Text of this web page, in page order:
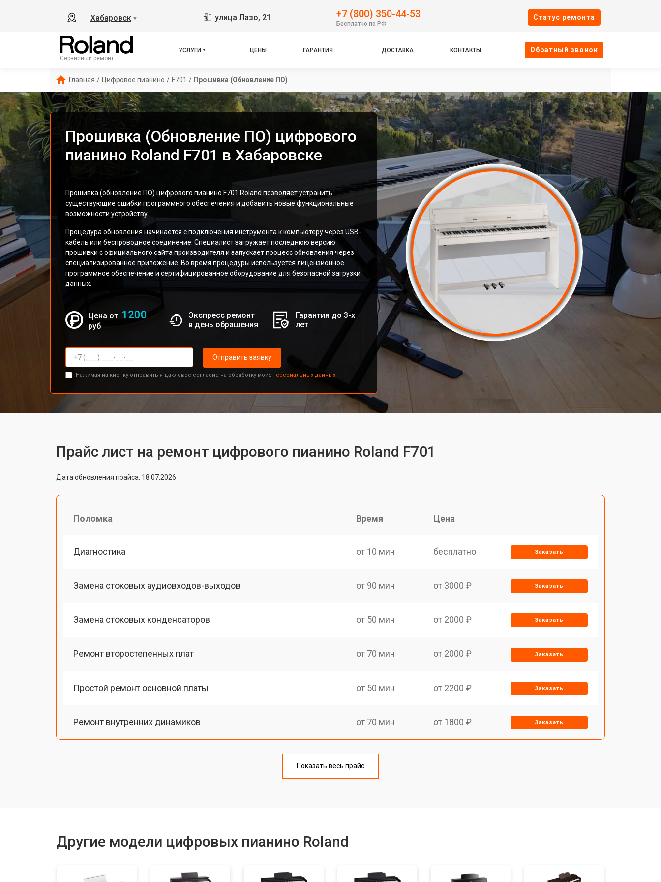
Хабаровск ▼ улица Лазо, 21 +7 (800) 350-44-53
Бесплатно по РФ
Cтатус ремонта
Сервисный ремонт
УСЛУГИ ЦЕНЫ ГАРАНТИЯ ДОСТАВКА КОНТАКТЫ Oбратный звонок
Главная / Цифровое пианино / F701 / Прошивка (Обновление ПО)
Прошивка (Обновление ПО) цифрового
пианино Roland F701 в Хабаровске
Прошивка (обновление ПО) цифрового пианино F701 Roland позволяет устранить
существующие ошибки программного обеспечения и добавить новые функциональные
возможности устройству.
Процедура обновления начинается с подключения инструмента к компьютеру через USB-
кабель или беспроводное соединение. Специалист загружает последнюю версию
прошивки с официального сайта производителя и запускает процесс обновления через
специализированное приложение. Во время процедуры используется лицензионное
программное обеспечение и сертифицированное оборудование для безопасной загрузки
данных.
Цена от 1200
руб
Экспресс ремонт
в день обращения
Гарантия до 3-х
лет
Отправить заявку
Нажимая на кнопку отправить я даю свое согласие на обработку моих персональных данных.
Прайс лист на ремонт цифрового пианино Roland F701
Дата обновления прайса: 18.07.2026
Поломка Время Цена
Диагностика от 10 мин бесплатно Заказать
Замена стоковых аудиовходов-выходов от 90 мин от 3000 ₽ Заказать
Замена стоковых конденсаторов от 50 мин от 2000 ₽ Заказать
Ремонт второстепенных плат от 70 мин от 2000 ₽ Заказать
Простой ремонт основной платы от 50 мин от 2200 ₽ Заказать
Ремонт внутренних динамиков от 70 мин от 1800 ₽ Заказать
от 50 мин
Показать весь прайс
Другие модели цифровых пианино Roland